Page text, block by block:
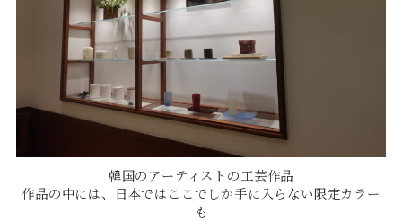
韓国のアーティストの工芸作品
作品の中には、日本ではここでしか手に入らない限定カラー
も